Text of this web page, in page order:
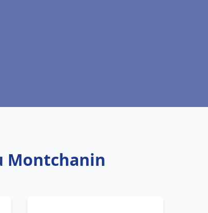
Montchanin